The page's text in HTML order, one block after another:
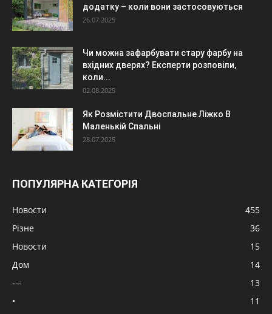
додатку – коли вони застосовуються
26.07.2025
Чи можна зафарбувати стару фарбу на
вхідних дверях? Експерти розповіли,
коли...
02.08.2025
Як Розмістити Двоспальне Ліжко В
Маленькій Спальні
28.07.2025
ПОПУЛЯРНА КАТЕГОРІЯ
Новости
455
Різне
36
Новости
15
Дом
14
---
13
•
11